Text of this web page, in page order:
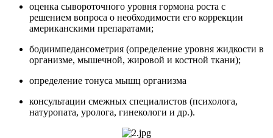
оценка сывороточного уровня гормона роста с
решением вопроса о необходимости его коррекции
американскими препаратами;
бодиимпедансометрия (определение уровня жидкости в
организме, мышечной, жировой и костной ткани);
определение тонуса мышц организма
консультации смежных специалистов (психолога,
натуропата, уролога, гинекологи и др.).